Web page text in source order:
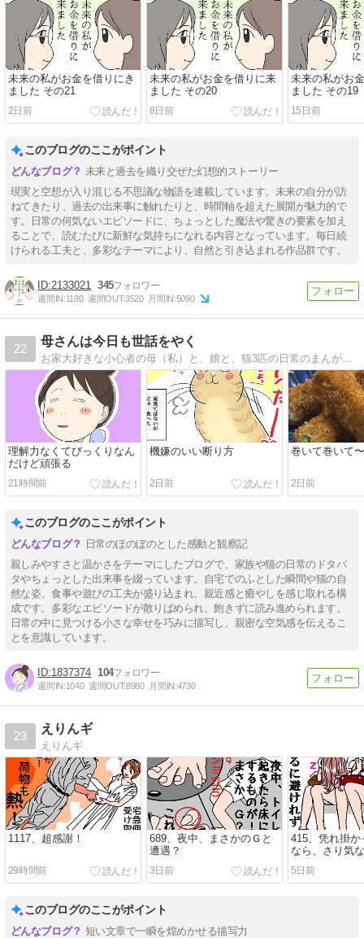
未来の私がお金を借りにき
ました その21
2日前
未来の私がお金を借りに来
ました その20
8日前
未来の私がお
ました その19
15日前
このブログのここがポイント
未来と過去を織り交ぜた幻想的ストーリー
現実と空想が入り混じる不思議な物語を連載しています。未来の自分が訪
ねてきたり、過去の出来事に触れたりと、時間軸を超えた展開が魅力的で
す。日常の何気ないエピソードに、ちょっとした魔法や驚きの要素を加え
ることで、読むたびに新鮮な気持ちになれる内容となっています。毎日続
けられる工夫と、多彩なテーマにより、自然と引き込まれる作品群です。
2133021 345
週間IN:1180 週間OUT:3520 月間IN:5090
22
母さんは今日も世話をやく
お家大好きな小心者の母（私）と、娘と、猫3匹の日常のまんがです。（夫もたまに…）。
理解力なくてびっくりなん
だけど頑張る
21時間前
機嫌のいい断り方
2日前
巻いて巻いて〜
2日前
このブログのここがポイント
日常のほのぼのとした感動と観察記
親しみやすさと温かさをテーマにしたブログで、家族や猫の日常のドタバ
タやちょっとした出来事を綴っています。自宅でのふとした瞬間や猫の自
然な姿、食事や遊びの工夫が盛り込まれ、親近感と癒やしを感じ取れる構
成です。多彩なエピソードが散りばめられ、飽きずに読み進められます。
日常の中に見つける小さな幸せを巧みに描写し、親密な空気感を伝えるこ
とを意識しています。
1837374 104
週間IN:1040 週間OUT:8980 月間IN:4730
23
えりんギ
えりんギ
1117、超感謝！
29時間前
689、夜中、まさかのＧと
遭遇？
3日前
415、凭れ掛か
なら、さり気
て起こすこと
けど…
5日前
このブログのここがポイント
短い文章で一瞬を煌めかせる描写力